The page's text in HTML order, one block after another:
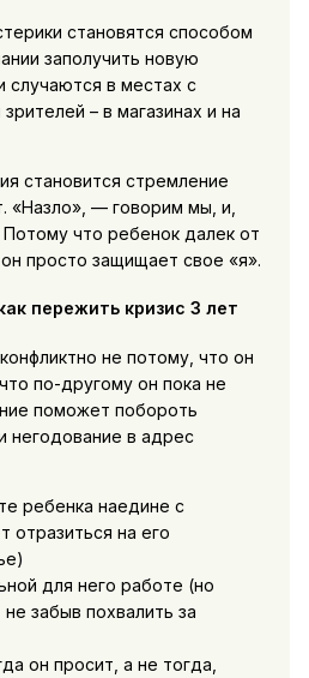
становятся способом
заполучить новую
случаются в местах с
– в магазинах и на
становится стремление
«Назло», — говорим мы, и,
что ребенок далек от
просто защищает свое «я».
пережить кризис 3 лет
не потому, что он
по-другому он пока не
поможет побороть
негодование в адрес
ребенка наедине с
отразиться на его
для него работе (но
забыв похвалить за
он просит, а не тогда,